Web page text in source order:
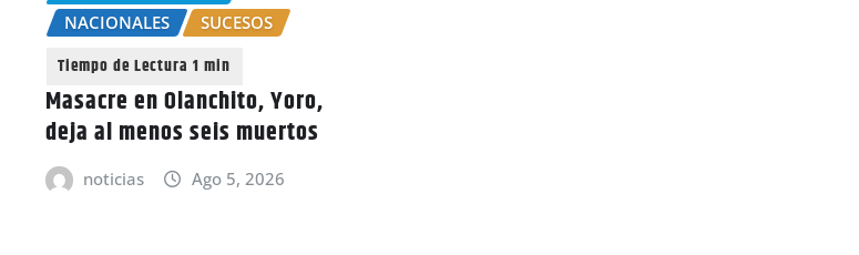
NACIONALES
SUCESOS
Masacre en Olanchito, Yoro,
deja al menos seis muertos
noticias Ago 5, 2026